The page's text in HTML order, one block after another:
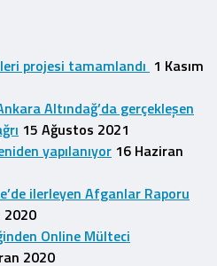
projesi tamamlandı 1 Kasım
Altındağ’da gerçekleşen
15 Ağustos 2021
yapılanıyor 16 Haziran
ilerleyen Afganlar Raporu
2020
Online Mülteci
2020